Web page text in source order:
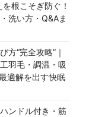
根こそぎ防ぐ！
洗い方・Q&Aま
方“完全攻略”｜
羽毛・調温・吸
適解を出す快眠
ンドル付き・筋